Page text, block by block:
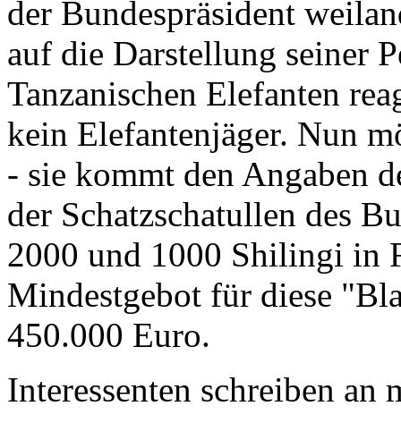
der Bundespräsident
auf die Darstellung seiner
Tanzanischen Elefanten
kein Elefantenjäger. Nun
- sie kommt den Angaben
der Schatzschatullen des
2000 und 1000 Shilingi in
Mindestgebot für diese
450.000 Euro.
Interessenten schreiben